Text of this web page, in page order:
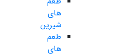
های
شیرین
طعم
های